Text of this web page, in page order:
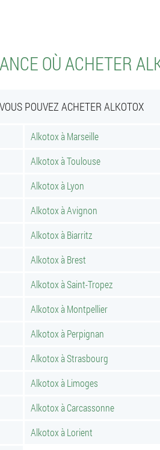
OÙ ACHETER
POUVEZ ACHETER ALKOTOX
Alkotox à Marseille
Alkotox à Toulouse
Alkotox à Lyon
Alkotox à Avignon
Alkotox à Biarritz
Alkotox à Brest
Alkotox à Saint-Tropez
Alkotox à Montpellier
Alkotox à Perpignan
Alkotox à Strasbourg
Alkotox à Limoges
Alkotox à Carcassonne
Alkotox à Lorient